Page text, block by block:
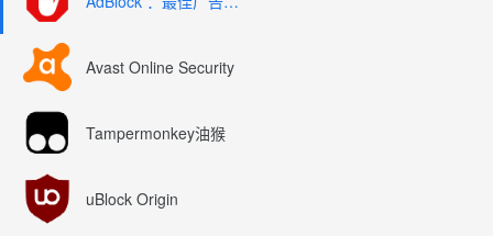
Avast Online Security
Tampermonkey油猴
uBlock Origin